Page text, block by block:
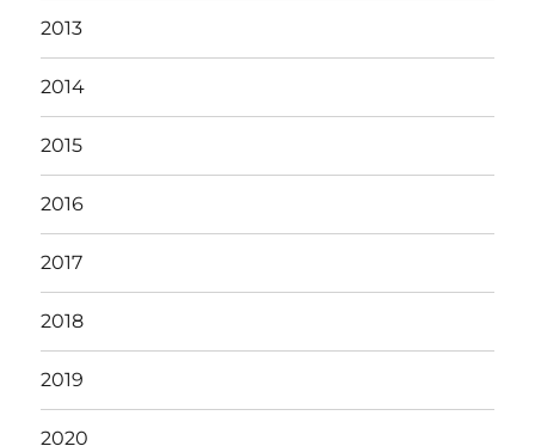
2013
2014
2015
2016
2017
2018
2019
2020